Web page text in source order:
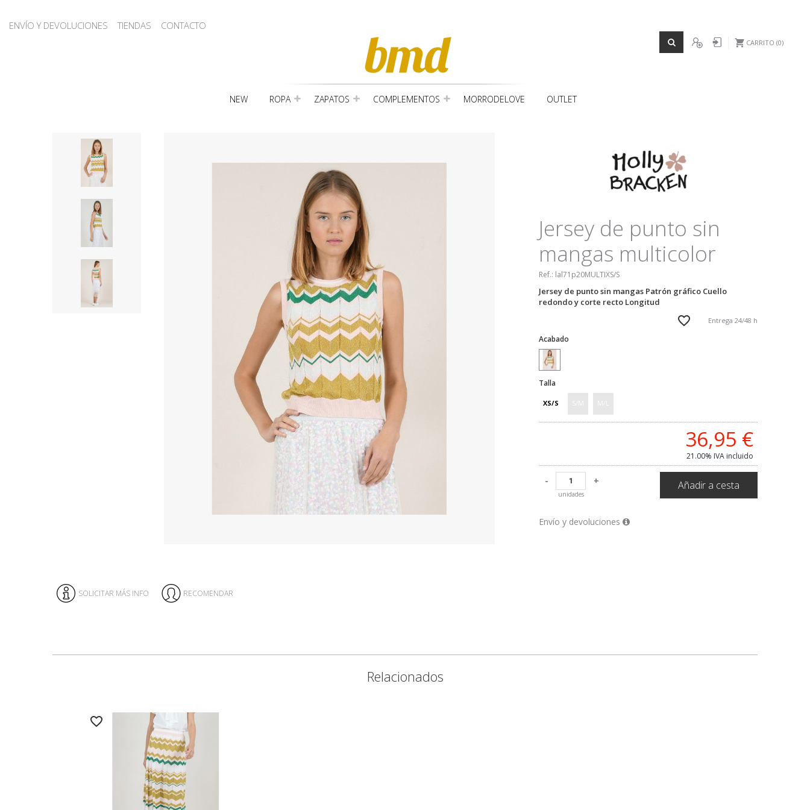
REGISTRO
Iniciar sesión CARRITO 0
ENVÍO Y DEVOLUCIONES TIENDAS CONTACTO
NEW ROPA ZAPATOS COMPLEMENTOS MORRODELOVE OUTLET
Jersey de punto sin
mangas multicolor
Ref.: lal71p20MULTIXS/S
Jersey de punto sin mangas Patrón gráfico Cuello
redondo y corte recto Longitud
Entrega 24/48 h
Acabado
Talla
XS/S
36,95 €
21.00% IVA incluido
-
unidades
+ Añadir a cesta
Envío y devoluciones
SOLICITAR MÁS INFO RECOMENDAR
Relacionados